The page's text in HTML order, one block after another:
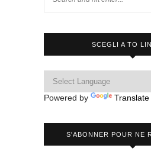
SCEGLI A TO
Powered by Translate
S'ABONNER POUR NE